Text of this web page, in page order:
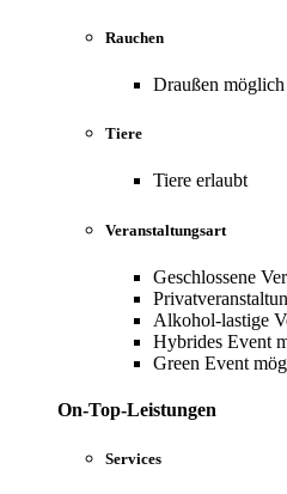
Rauchen
Draußen möglich
Tiere
Tiere erlaubt
Veranstaltungsart
Geschlossene
Alkohol-lastige
Hybrides Event
Green Event
On-Top-Leistungen
Services